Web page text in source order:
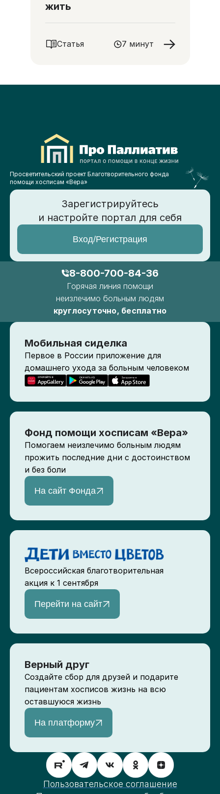
жить
Статья 7 минут
Просветительский проект Благотворительного фонда
помощи хосписам «Вера»
Зарегистрируйтесь
и настройте портал для себя
Вход/Регистрация
8-800-700-84-36
Горячая линия помощи
неизлечимо больным людям
круглосуточно, бесплатно
Мобильная сиделка
Первое в России приложение для
домашнего ухода за больным человеком
Фонд помощи хосписам «Вера»
Помогаем неизлечимо больным людям
прожить последние дни с достоинством
и без боли
На сайт Фонда
Всероссийская благотворительная
акция к 1 сентября
Перейти на сайт
Верный друг
Создайте сбор для друзей и подарите
пациентам хосписов жизнь на всю
оставшуюся жизнь
На платформу
Пользовательское соглашение